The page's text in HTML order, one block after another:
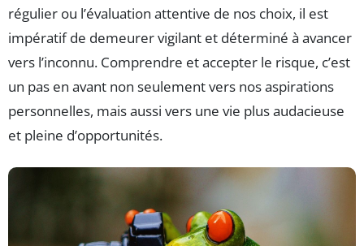
régulier ou l’évaluation attentive de nos choix, il est
impératif de demeurer vigilant et déterminé à avancer
vers l’inconnu. Comprendre et accepter le risque, c’est
un pas en avant non seulement vers nos aspirations
personnelles, mais aussi vers une vie plus audacieuse
et pleine d’opportunités.